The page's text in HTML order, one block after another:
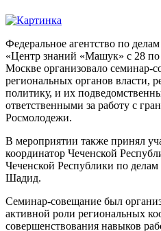
Федеральное агентство по
«Центр знаний «Машук» с 28 по
Москве организовало семинар-
региональных органов власти,
политику, и их
ответственными за работу с
Росмолодежи.
В мероприятии также принял
координатор Чеченской
Чеченской Республики по
Шадид.
Семинар-совещание был
активной роли региональных
совершенствования навыков